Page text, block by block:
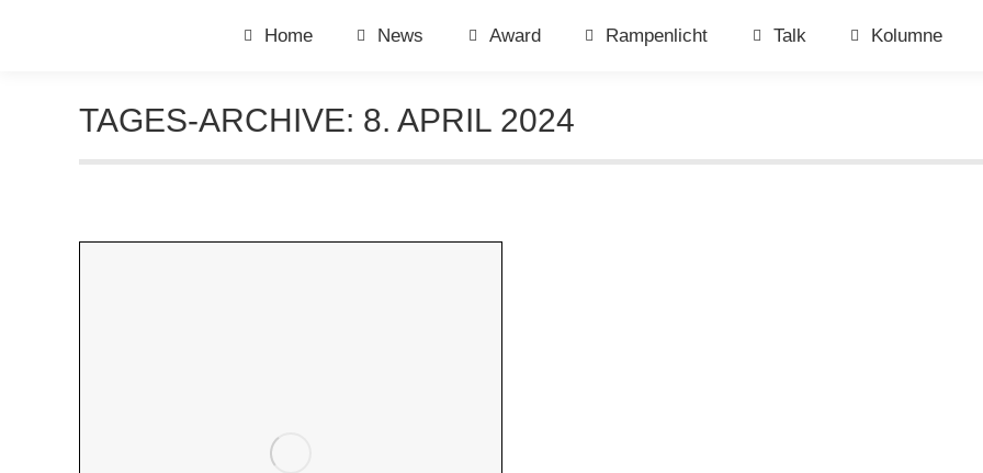
Home News Award Rampenlicht Talk Kolumne
TAGES-ARCHIVE: 8. APRIL 2024